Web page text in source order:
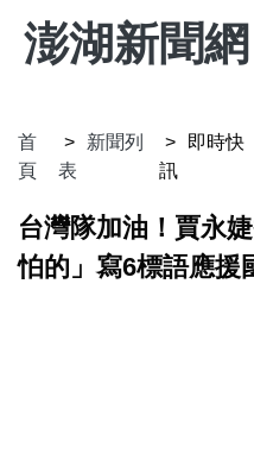
澎湖新聞網
首
頁
新聞列
表
即時快
訊
台灣隊加油！賈永
怕的」寫6標語應援